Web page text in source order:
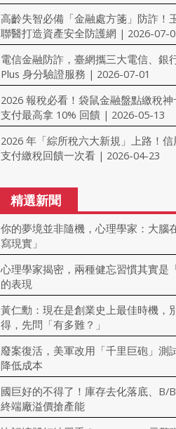
高齡失智必備「金融處方箋」防詐！
聯醫打造資產安全防護網 | 2026-07-
電信金融防詐，臺網攜三大電信、銀
Plus 身分驗證服務 | 2026-07-01
2026 報稅必看！袋鼠金融盤點繳稅神
支付最高拿 10% 回饋 | 2026-05-13
2026 年「綜所稅六大新規」上路！
支付繳稅回饋一次看 | 2026-04-23
精選新聞
你的夢境並非隨機，心理學家：大腦
寫現實」
心理學家揭密，兩種健忘習慣其實是
的表現
黃仁勳：現在是創業史上最佳時機，
得，先問「有多難？」
廢案復活，美軍改用「千里巨砲」測
降低成本
國巨好的不得了！庫存去化落底、B/B
終端廠溢價搶產能